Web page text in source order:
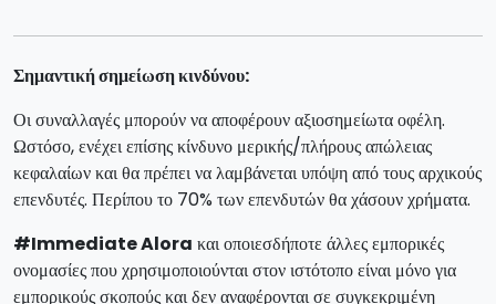
Σημαντική σημείωση κινδύνου:
Οι συναλλαγές μπορούν να αποφέρουν αξιοσημείωτα οφέλη.
Ωστόσο, ενέχει επίσης κίνδυνο μερικής/πλήρους απώλειας
κεφαλαίων και θα πρέπει να λαμβάνεται υπόψη από τους αρχικούς
επενδυτές. Περίπου το 70% των επενδυτών θα χάσουν χρήματα.
#Immediate Alora και οποιεσδήποτε άλλες εμπορικές
ονομασίες που χρησιμοποιούνται στον ιστότοπο είναι μόνο για
εμπορικούς σκοπούς και δεν αναφέρονται σε συγκεκριμένη